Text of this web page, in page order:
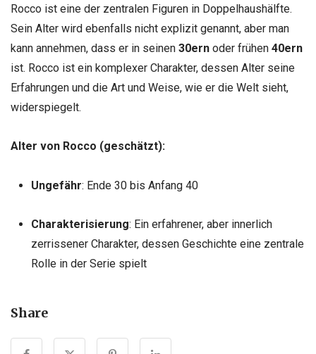
Rocco ist eine der zentralen Figuren in Doppelhaushälfte.
Sein Alter wird ebenfalls nicht explizit genannt, aber man
kann annehmen, dass er in seinen 30ern oder frühen 40ern
ist. Rocco ist ein komplexer Charakter, dessen Alter seine
Erfahrungen und die Art und Weise, wie er die Welt sieht,
widerspiegelt.
Alter von Rocco (geschätzt):
Ungefähr: Ende 30 bis Anfang 40
Charakterisierung: Ein erfahrener, aber innerlich
zerrissener Charakter, dessen Geschichte eine zentrale
Rolle in der Serie spielt
Share